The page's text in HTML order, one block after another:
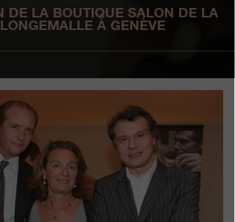
日本語 简体中文
DE LA BOUTIQUE SALON DE LA
À GENÈVE